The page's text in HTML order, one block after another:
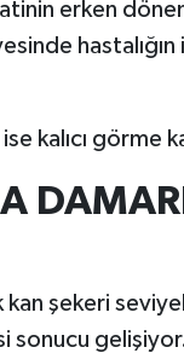
erken
kalıcı görme
şekeri
sonucu